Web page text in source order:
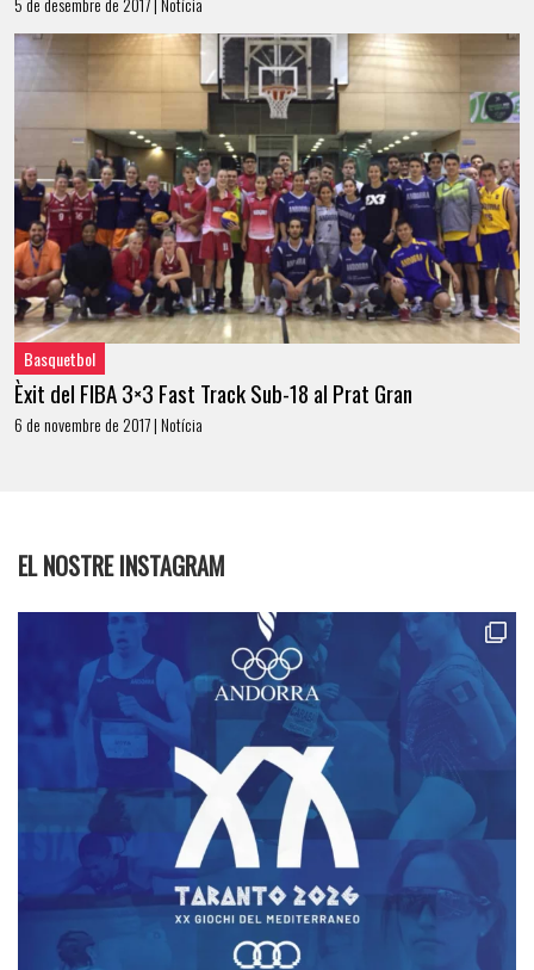
Basquetbol
Èxit del FIBA 3×3 Fast Track Sub-18 al Prat Gran
6 de novembre de 2017 | Notícia
EL NOSTRE INSTAGRAM